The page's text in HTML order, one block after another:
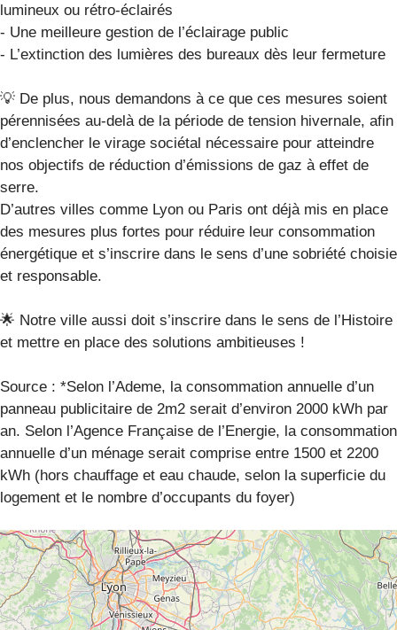
lumineux ou rétro-éclairés
- Une meilleure gestion de l’éclairage public
- L’extinction des lumières des bureaux dès leur fermeture
💡 De plus, nous demandons à ce que ces mesures soient
pérennisées au-delà de la période de tension hivernale, afin
d’enclencher le virage sociétal nécessaire pour atteindre
nos objectifs de réduction d’émissions de gaz à effet de
serre.
D’autres villes comme Lyon ou Paris ont déjà mis en place
des mesures plus fortes pour réduire leur consommation
énergétique et s’inscrire dans le sens d’une sobriété choisie
et responsable.
🌟 Notre ville aussi doit s’inscrire dans le sens de l’Histoire
et mettre en place des solutions ambitieuses !
Source : *Selon l’Ademe, la consommation annuelle d’un
panneau publicitaire de 2m2 serait d’environ 2000 kWh par
an. Selon l’Agence Française de l’Energie, la consommation
annuelle d’un ménage serait comprise entre 1500 et 2200
kWh (hors chauffage et eau chaude, selon la superficie du
logement et le nombre d’occupants du foyer)